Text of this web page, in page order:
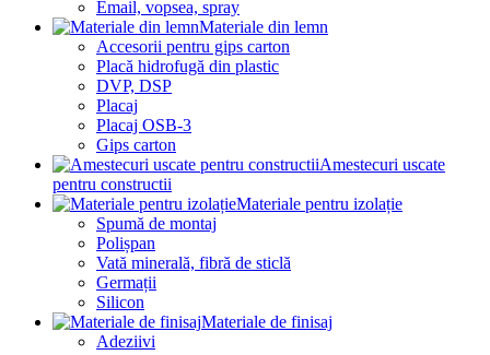
Email, vopsea, spray
Materiale din lemn
Accesorii pentru gips carton
Placă hidrofugă din plastic
DVP, DSP
Placaj
Placaj OSB-3
Gips carton
Amestecuri uscate
pentru constructii
Materiale pentru izolație
Spumă de montaj
Polișpan
Vată minerală, fibră de sticlă
Germații
Silicon
Materiale de finisaj
Adeziivi